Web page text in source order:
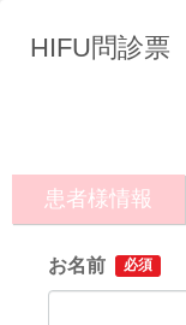
HIFU問診票
患者様情報
お名前 必須